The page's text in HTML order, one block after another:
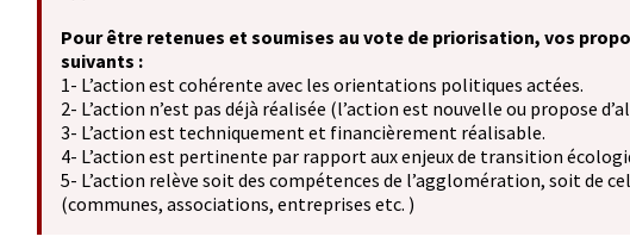
Pour être retenues et soumises au vote de priorisation, vos
suivants :
1- L’action est cohérente avec les orientations politiques actées.
2- L’action n’est pas déjà réalisée (l’action est nouvelle ou propose
3- L’action est techniquement et financièrement réalisable.
4- L’action est pertinente par rapport aux enjeux de transition
5- L’action relève soit des compétences de l’agglomération, soit de
(communes, associations, entreprises etc. )